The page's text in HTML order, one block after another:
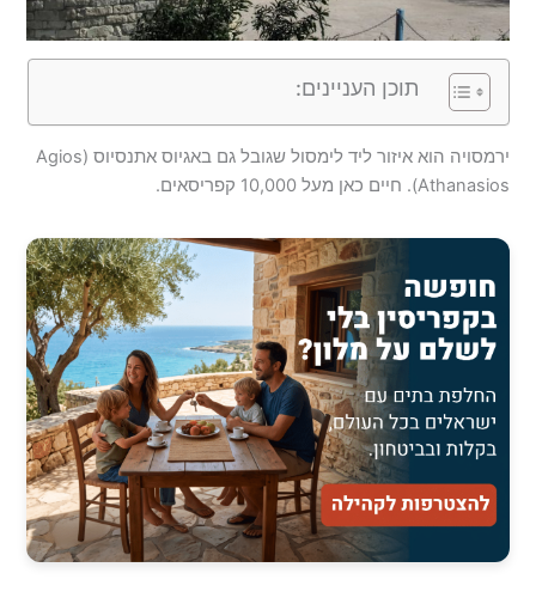
תוכן העניינים:
ירמסויה הוא איזור ליד לימסול שגובל גם באגיוס אתנסיוס (Agios
Athanasios). חיים כאן מעל 10,000 קפריסאים.